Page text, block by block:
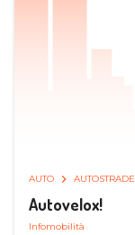
AUTO AUTOSTRADE
Autovelox!
Infomobilità